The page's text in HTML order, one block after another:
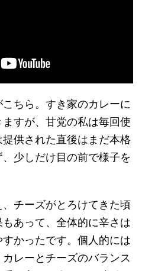
ちら。すき家のカレーに
すが、甘党の私は毎回使
供された直後はまだ本格
少しだけ目の前で様子を
チーズがとろけてきた頃
あって、全体的に辛さは
かったです。個人的には
レーとチーズのバランス